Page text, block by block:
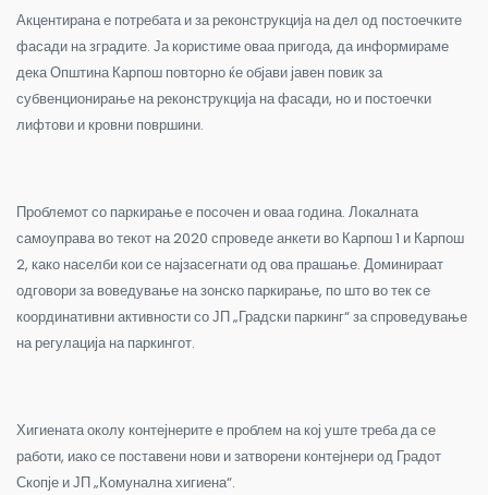
Акцентирана е потребата и за реконструкција на дел од постоечките
фасади на зградите. Ја користиме оваа пригода, да информираме
дека Општина Карпош повторно ќе објави јавен повик за
субвенционирање на реконструкција на фасади, но и постоечки
лифтови и кровни површини.
Проблемот со паркирање е посочен и оваа година. Локалната
самоуправа во текот на 2020 спроведе анкети во Карпош 1 и Карпош
2, како населби кои се најзасегнати од ова прашање. Доминираат
одговори за воведување на зонско паркирање, по што во тек се
координативни активности со ЈП „Градски паркинг“ за спроведување
на регулација на паркингот.
Хигиената околу контејнерите е проблем на кој уште треба да се
работи, иако се поставени нови и затворени контејнери од Градот
Скопје и ЈП „Комунална хигиена“.